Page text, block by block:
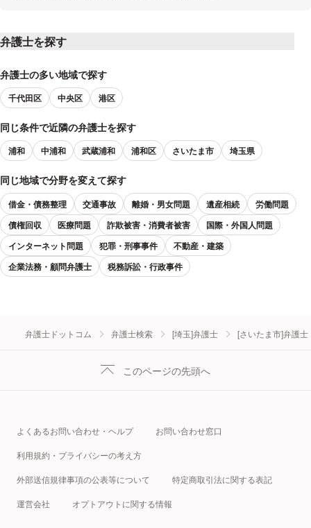
弁護士を探す
弁護士の多い地域で探す
千代田区 中央区 港区
同じ条件で近隣の弁護士を探す
浦和 中浦和 武蔵浦和 浦和区 さいたま市 埼玉県
同じ地域で分野を変えて探す
借金・債務整理 交通事故 離婚・男女問題 遺産相続
労働問題
債権回収
医療問題 詐欺被害・消費者被害
国際・外国人問題
インターネット問題
犯罪・刑事事件
不動産・建築
企業法務・顧問弁護士
税務訴訟・行政事件
弁護士ドットコム 弁護士検索 [埼玉]弁護士 [さいたま市]弁護士
このページの先頭へ
よくあるお問い合わせ・ヘルプ お問い合わせ窓口
利用規約・プライバシーの考え方
外部送信規律事項の公表等について 特定商取引法に関する表記
運営会社 オプトアウトに関する情報